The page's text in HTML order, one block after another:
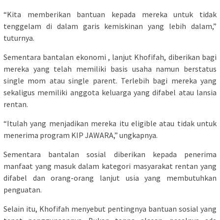
“Kita memberikan bantuan kepada mereka untuk tidak
tenggelam di dalam garis kemiskinan yang lebih dalam,”
tuturnya.
Sementara bantalan ekonomi , lanjut Khofifah, diberikan bagi
mereka yang telah memiliki basis usaha namun berstatus
single mom atau single parent. Terlebih bagi mereka yang
sekaligus memiliki anggota keluarga yang difabel atau lansia
rentan.
“Itulah yang menjadikan mereka itu eligible atau tidak untuk
menerima program KIP JAWARA,” ungkapnya.
Sementara bantalan sosial diberikan kepada penerima
manfaat yang masuk dalam kategori masyarakat rentan yang
difabel dan orang-orang lanjut usia yang membutuhkan
penguatan.
Selain itu, Khofifah menyebut pentingnya bantuan sosial yang